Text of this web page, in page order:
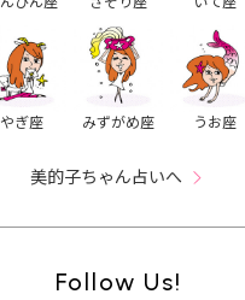
やぎ座 みずがめ座 うお座
美的子ちゃん占いへ
Follow Us!